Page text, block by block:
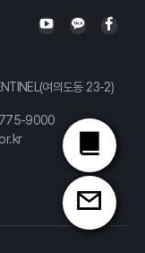
여의도동 23-2)
9000